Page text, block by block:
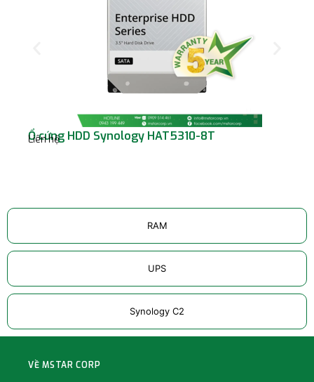
RAM
UPS
Synology C2
Ổ cứng HDD Synology HAT5310-8T
Liên hệ
VỀ MSTAR CORP